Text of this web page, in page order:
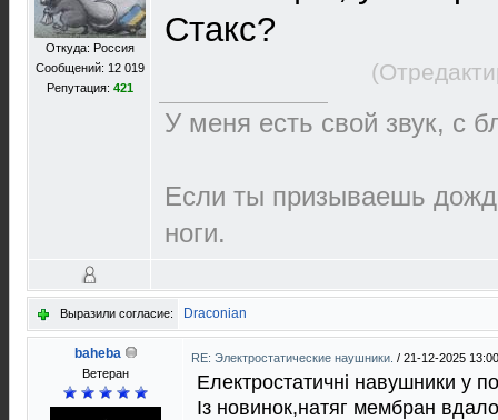
Откуда: Россия
Сообщений: 12 019
Репутация: 421
Стакс?
У меня есть свой звук, с
Если ты призываешь
ноги.
Выразили согласие: Draconian
baheba
Ветеран
RE: Электростатические наушники. / 21-12-2025 13:00
Електростатичнi навушники у
Iз новинок,натяг мембран